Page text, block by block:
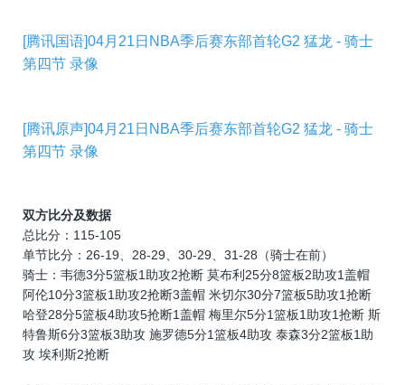
[腾讯国语]04月21日NBA季后赛东部首轮G2 猛龙 - 骑士
第四节 录像
[腾讯原声]04月21日NBA季后赛东部首轮G2 猛龙 - 骑士
第四节 录像
双方比分及数据
总比分：115-105
单节比分：26-19、28-29、30-29、31-28（骑士在前）
骑士：韦德3分5篮板1助攻2抢断 莫布利25分8篮板2助攻1盖帽
阿伦10分3篮板1助攻2抢断3盖帽 米切尔30分7篮板5助攻1抢断
哈登28分5篮板4助攻5抢断1盖帽 梅里尔5分1篮板1助攻1抢断 斯
特鲁斯6分3篮板3助攻 施罗德5分1篮板4助攻 泰森3分2篮板1助
攻 埃利斯2抢断